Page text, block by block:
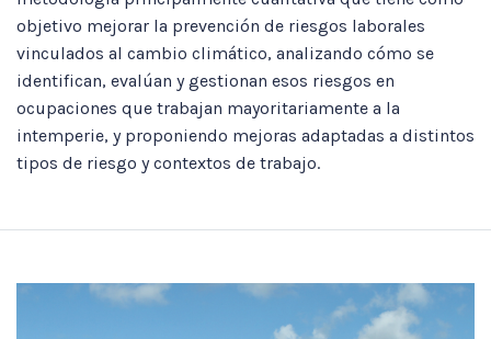
objetivo mejorar la prevención de riesgos laborales
vinculados al cambio climático, analizando cómo se
identifican, evalúan y gestionan esos riesgos en
ocupaciones que trabajan mayoritariamente a la
intemperie, y proponiendo mejoras adaptadas a distintos
tipos de riesgo y contextos de trabajo.